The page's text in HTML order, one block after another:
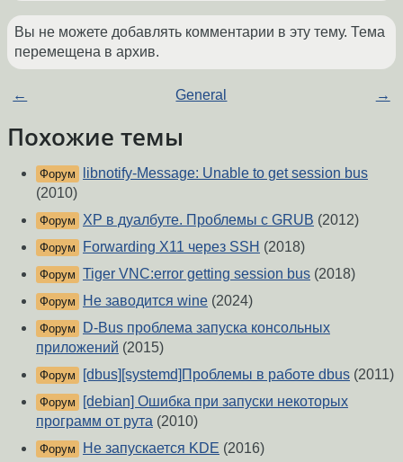
Вы не можете добавлять комментарии в эту тему. Тема
перемещена в архив.
← General →
Похожие темы
Форум
libnotify-Message: Unable to get session bus
(2010)
Форум XP в дуалбуте. Проблемы с GRUB (2012)
Форум Forwarding X11 через SSH (2018)
Форум Tiger VNC:error getting session bus (2018)
Форум Не заводится wine (2024)
Форум
D-Bus проблема запуска консольных
приложений (2015)
Форум [dbus][systemd]Проблемы в работе dbus (2011)
Форум
[debian] Ошибка при запуски некоторых
программ от рута (2010)
Форум Не запускается KDE (2016)